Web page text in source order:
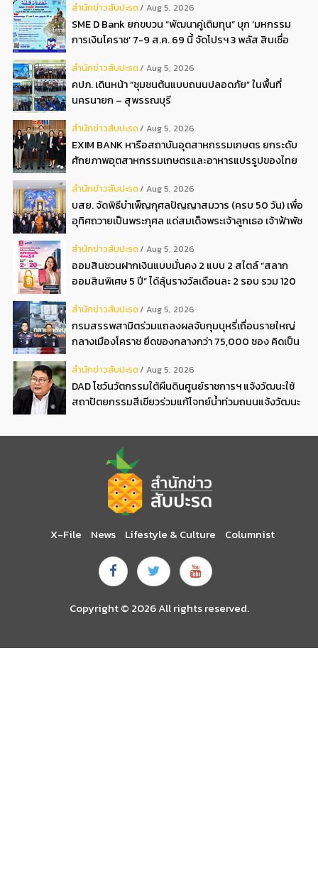
สํานักข่าวสับปะรด Aug 5, 2026
SME D Bank ยกขบวน “พัฒนาคู่เติมทุน” บุก ‘มหกรรม
การเงินโคราช’ 7-9 ส.ค. 69 นี้ จัดโปรฯ 3 พลัส สินเชื่อ
สํานักข่าวสับปะรด Aug 5, 2026
คปภ. เดินหน้า “ชุมชนต้นแบบถนนปลอดภัย” ในพื้นที่
นครนายก – สุพรรณบุรี
สํานักข่าวสับปะรด Aug 5, 2026
EXIM BANK หารือสถาบันอุตสาหกรรมเกษตร ยกระดับ
ศักยภาพอุตสาหกรรมเกษตรและอาหารแปรรูปของไทย
สํานักข่าวสับปะรด Aug 5, 2026
บสย. จัดพิธีบำเพ็ญกุศลปัญญาสมวาร (ครบ 50 วัน) เพื่อ
อุทิศถวายเป็นพระกุศล แด่สมเด็จพระเจ้าลูกเธอ เจ้าฟ้าพัช
สํานักข่าวสับปะรด Aug 5, 2026
ออมสินชวนฝากเงินแบบมั่นคง 2 แบบ 2 สไตล์ “สลาก
ออมสินพิเศษ 5 ปี” ได้ลุ้นรางวัลเดือนละ 2 รอบ รวม 120
ทุกเดือนเทียบเท่าฝากประจำ 1.52 ต่อปี ไม่ต้องเสียภาษี
สํานักข่าวสับปะรด Aug 5, 2026
กรมสรรพสามิตร่วมแถลงผลจับกุมบุหรี่เถื่อนรายใหญ่
กลางเมืองโคราช ยึดของกลางกว่า 75,000 ซอง คิดเป็น
สํานักข่าวสับปะรด Aug 5, 2026
DAD โชว์นวัตกรรมใต้ผืนดินศูนย์ราชการฯ แจ้งวัฒนะใช้
สถาปัตยกรรมสีเขียวร่วมแก้โจทย์น้ำท่วมถนนแจ้งวัฒนะ
X-File News Lifestyle & Culture Columnist
Copyright © 2026 All rights reserved.